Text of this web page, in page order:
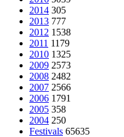
2014 305
2013 777
2012 1538
2011 1179
2010 1325
2009 2573
2008 2482
2007 2566
2006 1791
2005 358
2004 250
Festivals 65635